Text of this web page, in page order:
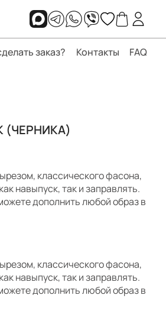
заказ? Контакты FAQ
(ЧЕРНИКА)
классического фасона,
навыпуск, так и заправлять.
дополнить любой образ в
классического фасона,
навыпуск, так и заправлять.
дополнить любой образ в